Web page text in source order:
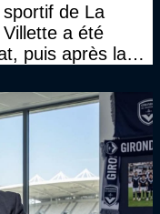
de La
a été
puis après la